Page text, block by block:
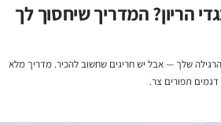
הריון? המדריך שיחסוך לך
שלך — אבל יש חריגים שחשוב להכיר. מדריך מלא
תפורים צר.